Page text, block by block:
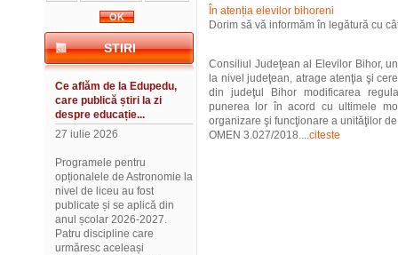
STIRI
Ce aflăm de la Edupedu,
care publică știri la zi
despre educație...
27 iulie 2026
Programele pentru
opționalele de Astronomie la
nivel de liceu au fost
publicate și se aplică din
anul școlar 2026-2027.
Patru discipline care
urmăresc aceleași
În atenția elevilor bihoreni
Dorim să vă informăm în legătură cu
Consiliul Judeţean al Elevilor Bihor,
la nivel judeţean, atrage atenţia şi
din judeţul Bihor modificarea
punerea lor în acord cu ultimele
organizare şi funcţionare a unităţilor
OMEN 3.027/2018....citeste